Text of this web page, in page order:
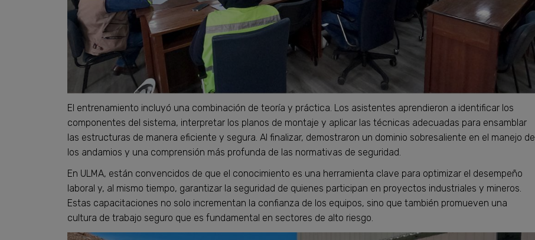
El entrenamiento incluyó una combinación de teoría y práctica. Los asistentes aprendieron a identificar los
componentes del sistema, interpretar los planos de montaje y aplicar las técnicas adecuadas para ensamblar
las estructuras de manera eficiente y segura. Al finalizar, demostraron un dominio sobresaliente en el manejo de
los andamios y una comprensión más profunda de las normativas de seguridad.
En ULMA, están convencidos de que el conocimiento es una herramienta clave para optimizar el desempeño
laboral y, al mismo tiempo, garantizar la seguridad de quienes participan en proyectos industriales y mineros.
Estas capacitaciones no solo incrementan la confianza de los equipos, sino que también promueven una
cultura de trabajo seguro que es fundamental en sectores de alto riesgo.